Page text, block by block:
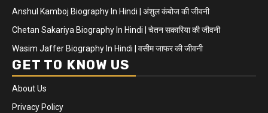
Anshul Kamboj Biography In Hindi | अंशुल कंबोज की जीवनी
Chetan Sakariya Biography In Hindi | चेतन सकारिया की जीवनी
Wasim Jaffer Biography In Hindi | वसीम जाफर की जीवनी
GET TO KNOW US
About Us
Privacy Policy